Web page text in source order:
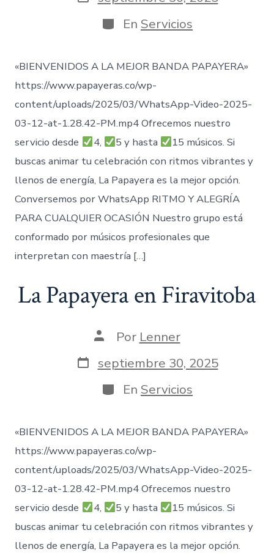
entrada
de
publicación
Categorías
En Servicios
«BIENVENIDOS A LA MEJOR BANDA PAPAYERA»
https://www.papayeras.co/wp-
content/uploads/2025/03/WhatsApp-Video-2025-
03-12-at-1.28.42-PM.mp4 Ofrecemos nuestro
servicio desde
4, 5 y hasta
15 músicos. Si
buscas animar tu celebración con ritmos vibrantes y
llenos de energía, La Papayera es la mejor opción.
Conversemos por WhatsApp RITMO Y ALEGRÍA
PARA CUALQUIER OCASIÓN Nuestro grupo está
conformado por músicos profesionales que
interpretan con maestría […]
La Papayera en Firavitoba
Autor
la
entrada
Por Lenner
Fecha
de
publicación
septiembre 30, 2025
Categorías
En Servicios
«BIENVENIDOS A LA MEJOR BANDA PAPAYERA»
https://www.papayeras.co/wp-
content/uploads/2025/03/WhatsApp-Video-2025-
03-12-at-1.28.42-PM.mp4 Ofrecemos nuestro
servicio desde
4, 5 y hasta
15 músicos. Si
buscas animar tu celebración con ritmos vibrantes y
llenos de energía, La Papayera es la mejor opción.